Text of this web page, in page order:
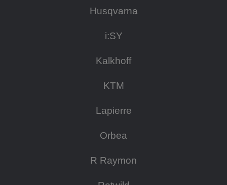
Husqvarna
i:SY
Kalkhoff
KTM
Lapierre
Orbea
R Raymon